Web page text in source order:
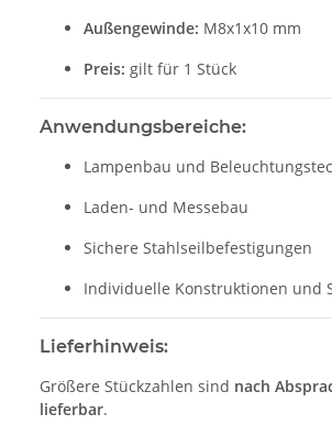
Außengewinde: M8x1x10 mm
Preis: gilt für 1 Stück
Anwendungsbereiche:
Lampenbau und
Laden- und Messebau
Sichere Stahlseilbefestigungen
Individuelle Konstruktionen und
Lieferhinweis:
Größere Stückzahlen sind nach
lieferbar.